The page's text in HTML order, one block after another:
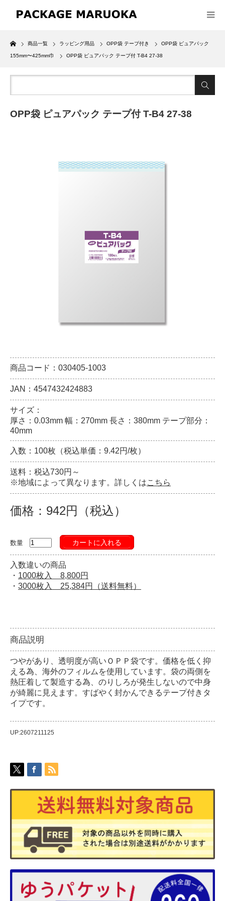
Home
商品一覧 ラッピング用品 OPP袋 テープ付き OPP袋 ピュアパック
155mm〜425mm巾 OPP袋 ピュアパック テープ付 T-B4 27-38
OPP袋 ピュアパック テープ付 T-B4 27-38
商品コード：030405-1003
JAN：4547432424883
サイズ：
厚さ：0.03mm 幅：270mm 長さ：380mm テープ部分：
40mm
入数：100枚（税込単価：9.42円/枚）
送料：税込730円～
※地域によって異なります。詳しくはこちら
価格：942円（税込）
数量 カートに入れる
入数違いの商品
・ 1000枚入 8,800円
・ 3000枚入 25,384円（送料無料）
商品説明
つやがあり、透明度が高いＯＰＰ袋です。価格を低く抑
える為、海外のフィルムを使用しています。袋の両側を
熱圧着して製造する為、のりしろが発生しないので中身
が綺麗に見えます。すばやく封かんできるテープ付きタ
イプです。
UP:2607211125